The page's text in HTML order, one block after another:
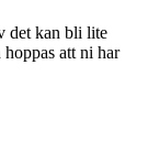
det kan bli lite
att ni har